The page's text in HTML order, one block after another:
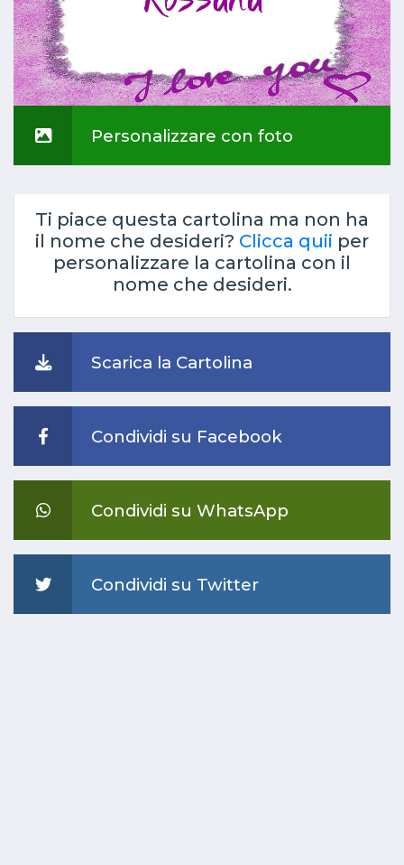
Personalizzare con foto
Ti piace questa cartolina ma non ha
il nome che desideri? Clicca quii per
personalizzare la cartolina con il
nome che desideri.
Scarica la Cartolina
Condividi su Facebook
Condividi su WhatsApp
Condividi su Twitter